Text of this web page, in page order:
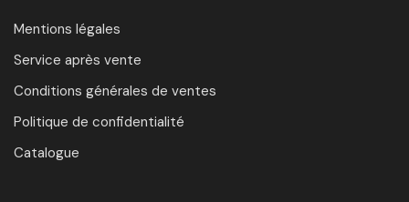
Mentions légales
Service après vente
Conditions générales de ventes
Politique de confidentialité
Catalogue